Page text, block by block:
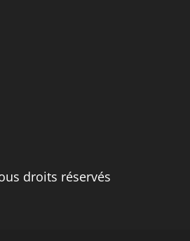
droits réservés